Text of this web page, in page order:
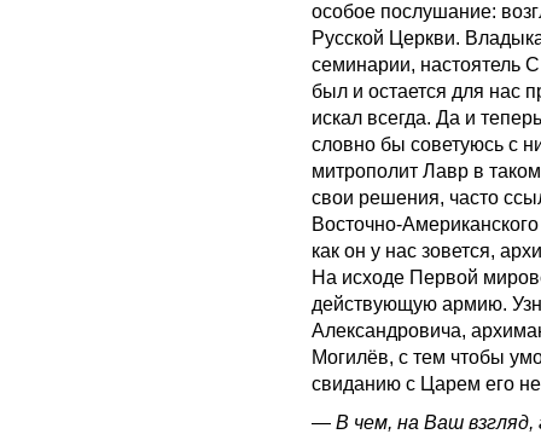
особое послушание:
Русской Церкви.
семинарии, настоятель
был и остается для нас
искал всегда. Да и
словно бы советуюсь с
митрополит Лавр в
свои решения, часто
Восточно-
как он у нас зовется,
На исходе Первой
действующую армию.
Александровича,
Могилёв, с тем чтобы
свиданию с Царем его
— В чем, на Ваш взгляд,